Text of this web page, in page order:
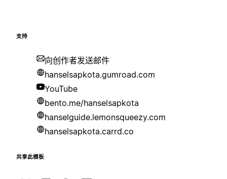
支持
向创作者发送邮件
hanselsapkota.gumroad.com
YouTube
bento.me/hanselsapkota
hanselguide.lemonsqueezy.com
hanselsapkota.carrd.co
共享此模板